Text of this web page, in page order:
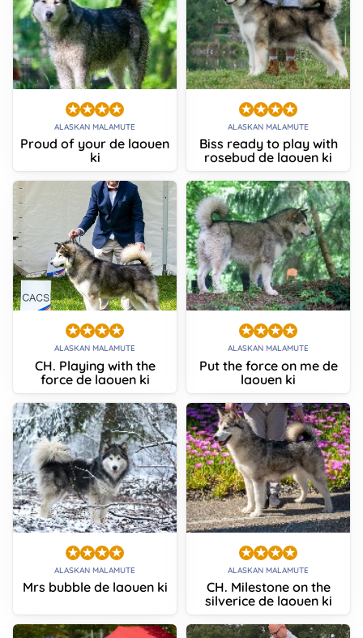
ALASKAN MALAMUTE
Proud of your de laouen
ki
ALASKAN MALAMUTE
Biss ready to play with
rosebud de laouen ki
ALASKAN MALAMUTE
CH. Playing with the
force de laouen ki
ALASKAN MALAMUTE
Put the force on me de
laouen ki
ALASKAN MALAMUTE
Mrs bubble de laouen ki
ALASKAN MALAMUTE
CH. Milestone on the
silverice de laouen ki